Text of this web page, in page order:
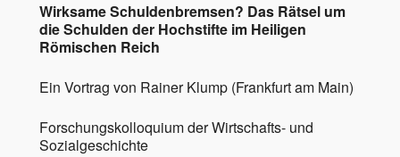
Wirksame Schuldenbremsen? Das Rätsel um
die Schulden der Hochstifte im Heiligen
Römischen Reich
Ein Vortrag von Rainer Klump (Frankfurt am Main)
Forschungskolloquium der Wirtschafts- und
Sozialgeschichte